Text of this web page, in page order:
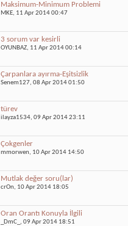
Maksimum-Minimum Problemi
MKE, 11 Apr 2014 00:47
3 sorum var kesirli
OYUNBAZ, 11 Apr 2014 00:14
Çarpanlara ayırma-Eşitsizlik
Senem127, 08 Apr 2014 01:50
türev
ilayza1534, 09 Apr 2014 23:11
Çokgenler
mmorwen, 10 Apr 2014 14:50
Mutlak değer soru(lar)
crOn, 10 Apr 2014 18:05
Oran Orantı Konuyla İlgili
_DmC_ , 09 Apr 2014 18:51